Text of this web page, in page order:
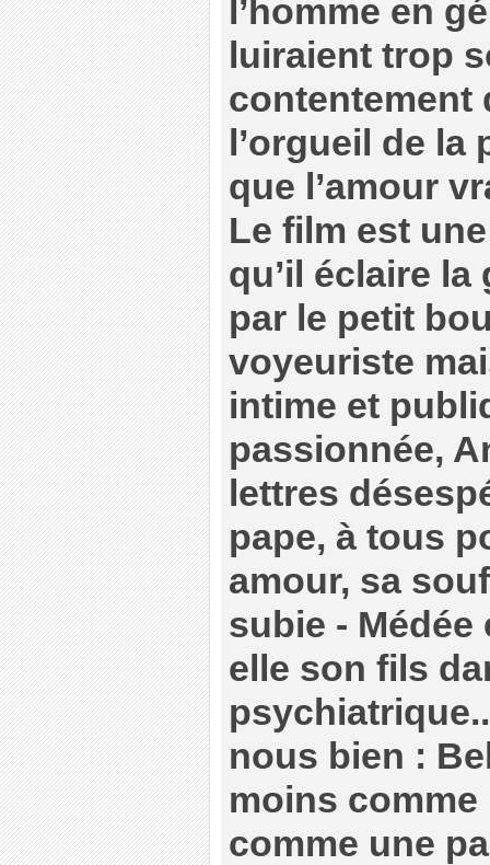
l’homme en
luiraient trop
contentement
l’orgueil de
que l’amour
Le film est
qu’il éclaire
par le petit
voyeuriste
intime et
passionnée,
lettres
pape, à tous
amour, sa
subie -
elle son fils
nous bien :
moins
comme une